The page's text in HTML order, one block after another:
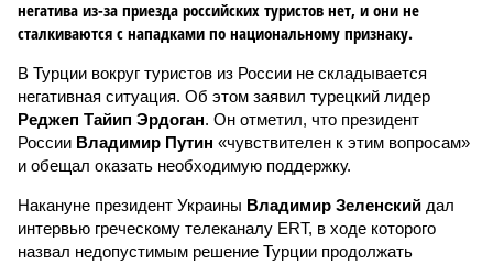
негатива из-за приезда российских туристов нет, и они не
сталкиваются с нападками по национальному признаку.
В Турции вокруг туристов из России не складывается
негативная ситуация. Об этом заявил турецкий лидер
Реджеп Тайип Эрдоган. Он отметил, что президент
России Владимир Путин «чувствителен к этим вопросам»
и обещал оказать необходимую поддержку.
Накануне президент Украины Владимир Зеленский дал
интервью греческому телеканалу ERT, в ходе которого
назвал недопустимым решение Турции продолжать